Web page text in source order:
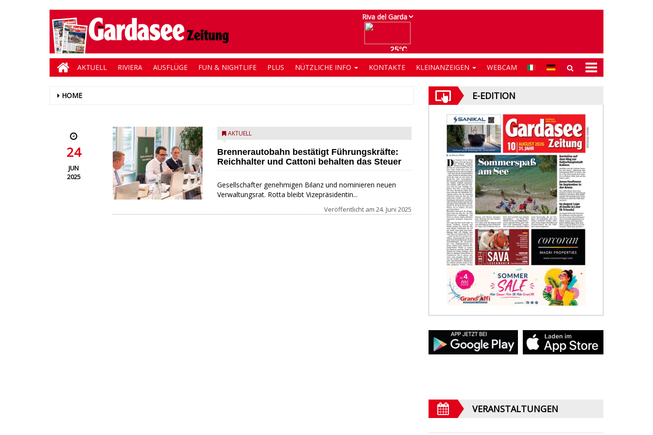
AKTUELL RIVIERA AUSFLÜGE FUN & NIGHTLIFE PLUS NÜTZLICHE INFO KONTAKTE KLEINANZEIGEN WEBCAM
HOME
24
JUN
2025
AKTUELL
Brennerautobahn bestätigt Führungskräfte:
Reichhalter und Cattoni behalten das Steuer
Gesellschafter genehmigen Bilanz und nominieren neuen
Verwaltungsrat. Rotta bleibt Vizepräsidentin...
Veröffentlicht am 24. Juni 2025
E-EDITION
VERANSTALTUNGEN